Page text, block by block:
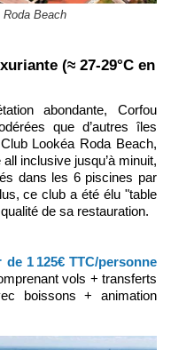
Beach
(≈ 27-29°C en
que d’autres îles
Lookéa Roda Beach,
inclusive jusqu’à minuit,
dans les 6 piscines par
ce club a été élu "table
de sa restauration.
1 125€ TTC/personne
vols + transferts
boissons + animation